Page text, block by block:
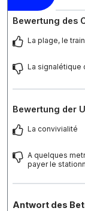
Bewertung des
La plage, le
La signalétique
Bewertung der
La convivialité
A quelques
payer le
Antwort des